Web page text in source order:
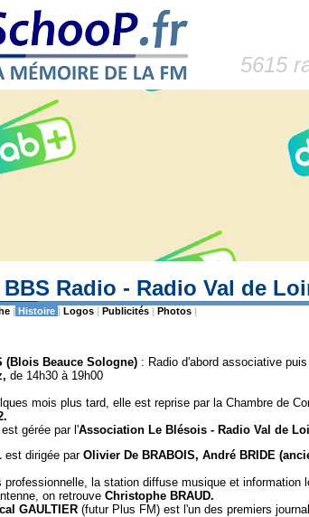
5615
BBS Radio - Radio Val de
| Histoire | Logos | Publicités | Photos |
(Blois Beauce Sologne) : Radio d'abord associative
de 14h30 à 19h00
mois plus tard, elle est reprise par la Chambre de
est gérée par l'Association Le Blésois - Radio Val de
est dirigée par Olivier De BRABOIS, André BRIDE
professionnelle, la station diffuse musique et information
on retrouve Christophe BRAUD.
GAULTIER (futur Plus FM) est l'un des premiers